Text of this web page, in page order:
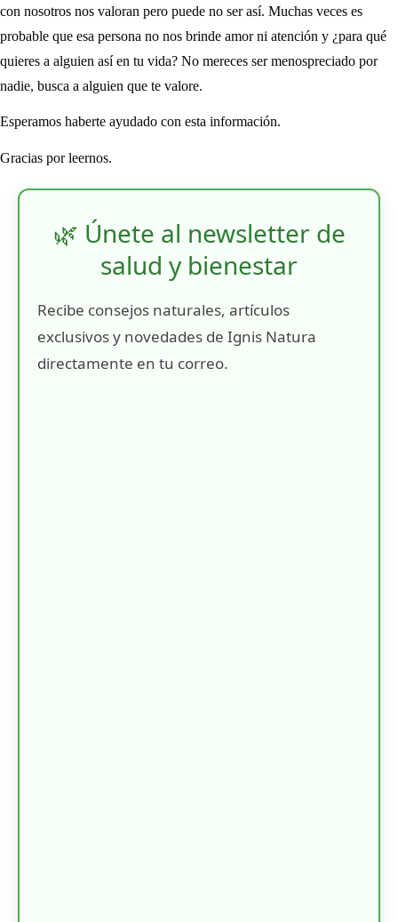
con nosotros nos valoran pero puede no ser así. Muchas veces es
probable que esa persona no nos brinde amor ni atención y ¿para qué
quieres a alguien así en tu vida? No mereces ser menospreciado por
nadie, busca a alguien que te valore.
Esperamos haberte ayudado con esta información.
Gracias por leernos.
🌿 Únete al newsletter de
salud y bienestar
Recibe consejos naturales, artículos
exclusivos y novedades de Ignis Natura
directamente en tu correo.